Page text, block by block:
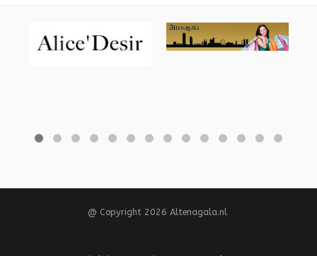
@ Copyright 2026 Altenagala.nl